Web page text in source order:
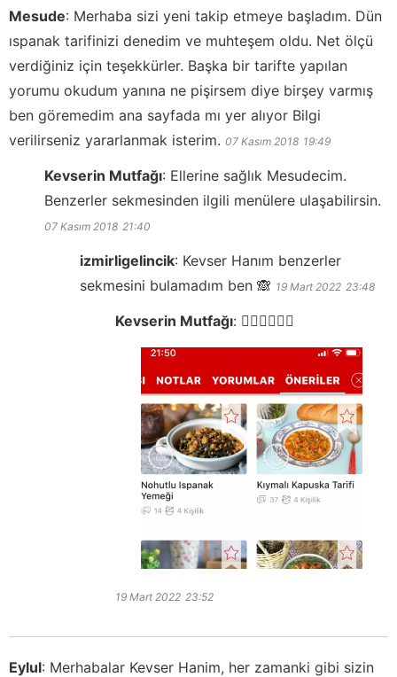
Mesude: Merhaba sizi yeni takip etmeye başladım. Dün
ıspanak tarifinizi denedim ve muhteşem oldu. Net ölçü
verdiğiniz için teşekkürler. Başka bir tarifte yapılan
yorumu okudum yanına ne pişirsem diye birşey varmış
ben göremedim ana sayfada mı yer alıyor Bilgi
verilirseniz yararlanmak isterim. 07 Kasım 2018 19:49
Kevserin Mutfağı: Ellerine sağlık Mesudecim.
Benzerler sekmesinden ilgili menülere ulaşabilirsin.
07 Kasım 2018 21:40
izmirligelincik: Kevser Hanım benzerler
sekmesini bulamadım ben 🙈 19 Mart 2022 23:48
Kevserin Mutfağı: 👍🏻👍🏻👍🏻
19 Mart 2022 23:52
Eylul: Merhabalar Kevser Hanim, her zamanki gibi sizin